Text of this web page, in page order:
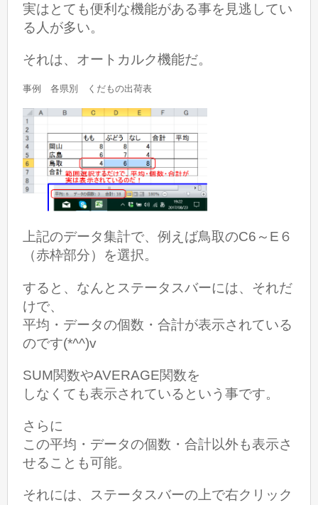
実はとても便利な機能がある事を見逃してい
る人が多い。
それは、オートカルク機能だ。
事例 各県別 くだもの出荷表
上記のデータ集計で、例えば鳥取のC6～E６
（赤枠部分）を選択。
すると、なんとステータスバーには、 それだ
けで、
平均・データの個数・合計が表示されている
のです(*^^)v
SUM関数やAVERAGE関数を
しなくても表示されているという事です。
さらに
この平均・データの個数・合計以外も表示さ
せることも可能。
それには、ステータスバーの上で右クリック